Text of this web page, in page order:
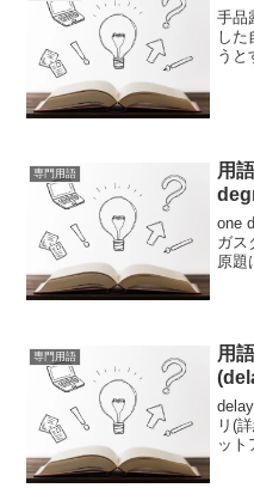
手品
した
うと
専門用語
用
one
ガス
原題
専門用語
用
リ(
ット